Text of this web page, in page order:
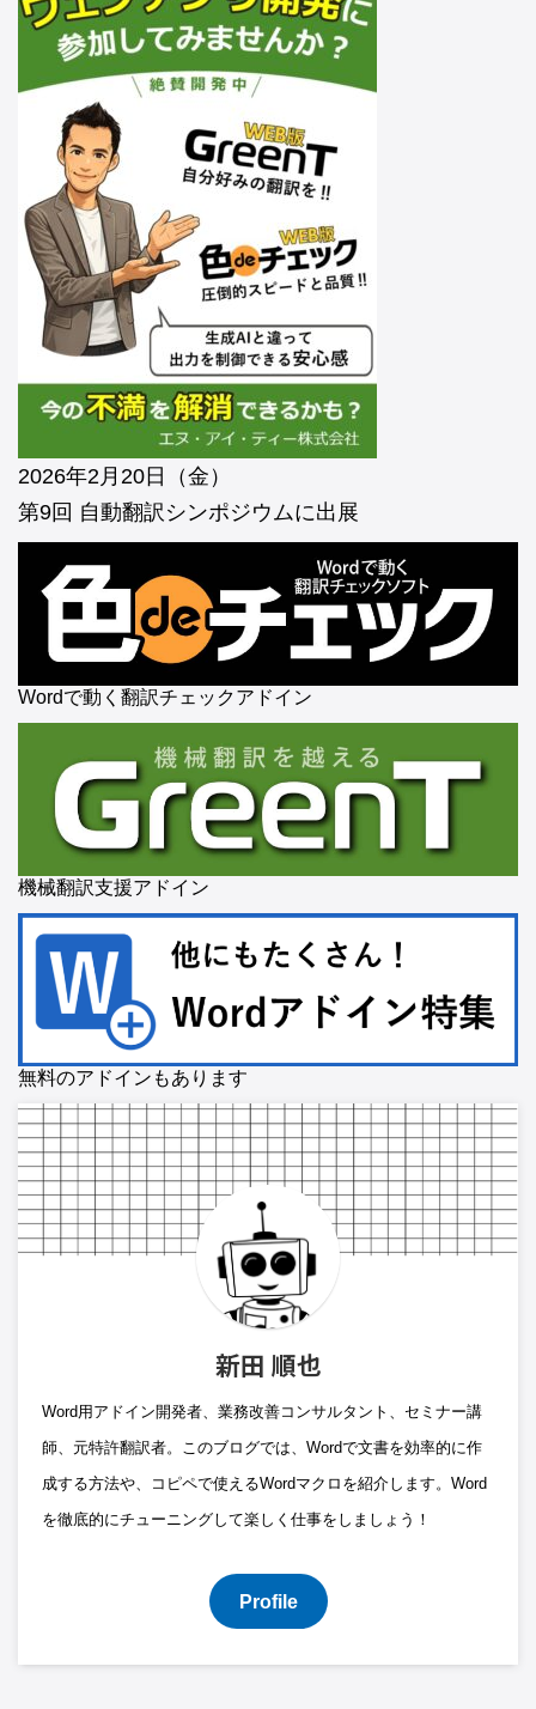
2026年2月20日（金）
第9回 自動翻訳シンポジウムに出展
Wordで動く翻訳チェックアドイン
機械翻訳支援アドイン
無料のアドインもあります
新田 順也
Word用アドイン開発者、業務改善コンサルタント、セミナー講
師、元特許翻訳者。このブログでは、Wordで文書を効率的に作
成する方法や、コピペで使えるWordマクロを紹介します。Word
を徹底的にチューニングして楽しく仕事をしましょう！
Profile